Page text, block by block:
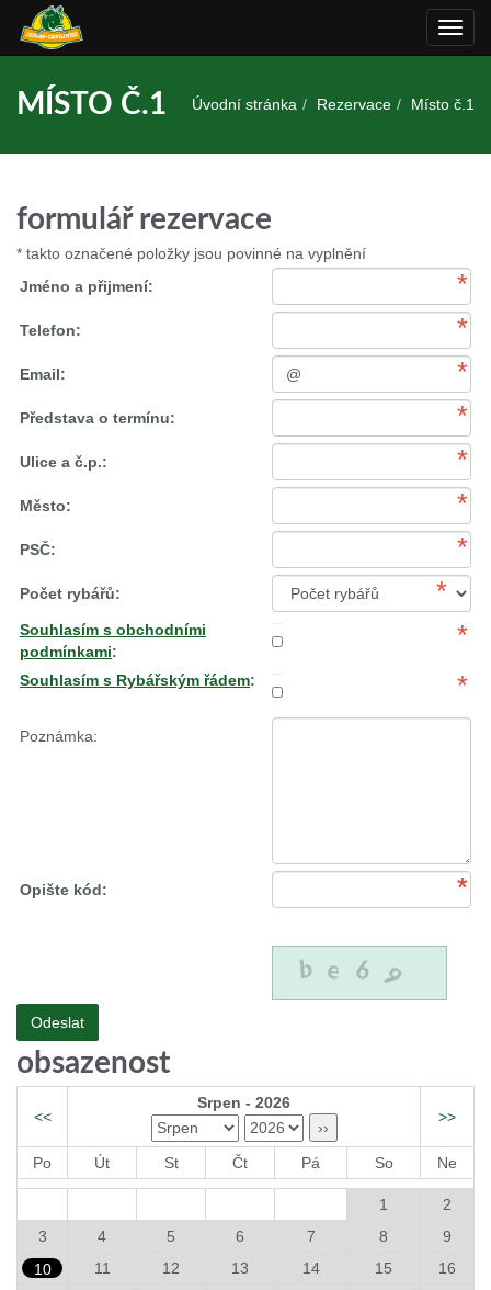
MÍSTO Č.1 Úvodní stránka Rezervace Místo č.1
formulář rezervace
* takto označené položky jsou povinné na vyplnění
Jméno a přijmení:
*
Telefon: *
Email: *
Představa o termínu: *
Ulice a č.p.: *
Město: *
PSČ: *
Počet rybářů: *
Souhlasím s obchodními
podmínkami:
*
Souhlasím s Rybářským řádem: *
Poznámka:
Opište kód: *
*
obsazenost
<<
Srpen - 2026
>>
Po Út St Čt Pá So Ne
1
2
3
4 5 6 7 8
9
10
11 12 13 14 15
16